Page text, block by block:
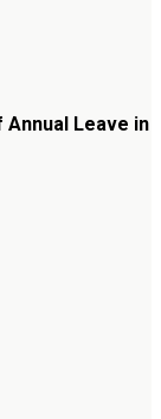
Annual Leave in